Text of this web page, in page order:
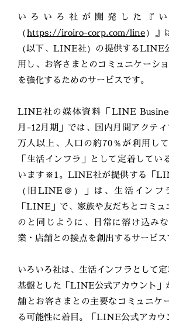
いろいろ社が開発した『
（https://iroiro-corp.com/line）』
（以下、LINE社）の提供するLINE
用し、お客さまとのコミュニケーシ
を強化するためのサービスです。
LINE社の媒体資料「LINE
月-12月期」では、国内月間アクテ
万人以上、人口の約70％が利用し
「生活インフラ」として定着してい
います※1。LINE社が提供する「
（旧LINE＠）」は、生活インフ
「LINE」で、家族や友だちとコミュ
のと同じように、日常に溶け込み
業・店舗との接点を創出するサービス
いろいろ社は、生活インフラとして
基盤とした「LINE公式アカウント」
舗とお客さまとの主要なコミュニケ
る可能性に着目。「LINE公式アカウ